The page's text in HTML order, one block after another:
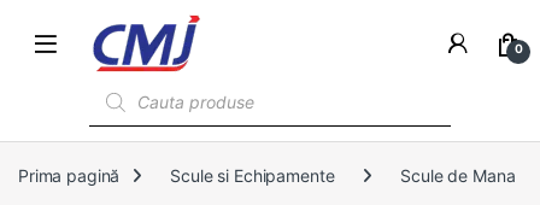
0
Prima pagină Scule si Echipamente Scule de Mana